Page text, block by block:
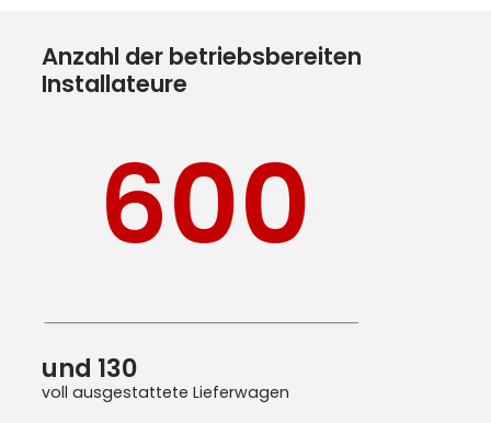
Anzahl der betriebsbereiten
Installateure
600
und 130
voll ausgestattete Lieferwagen